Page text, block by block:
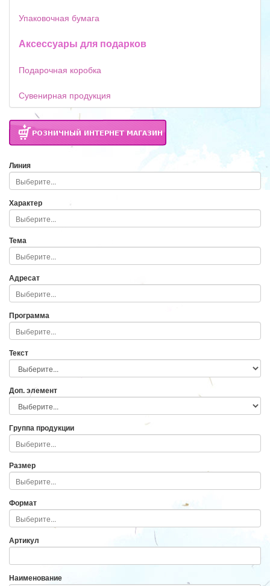
Упаковочная бумага
Аксессуары для подарков
Подарочная коробка
Сувенирная продукция
Линия
Характер
Тема
Адресат
Программа
Текст
Доп. элемент
Группа продукции
Размер
Формат
Артикул
Наименование